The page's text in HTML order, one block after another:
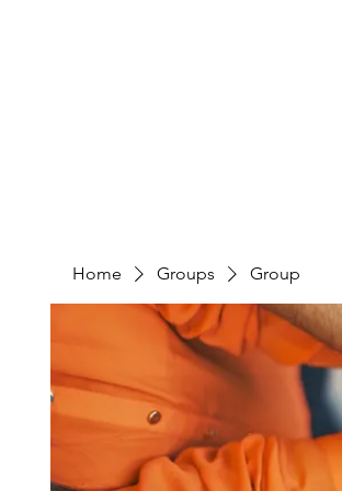
Home Groups Group